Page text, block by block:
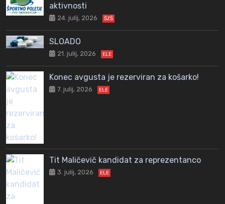
aktivnosti
24. julij, 2026 ŠZŠ
SLOADO
21. julij, 2026 ELE
Konec avgusta je rezerviran za košarko!
7. julij, 2026 ELE
Tit Maličevič kandidat za reprezentanco
3. julij, 2026 ELE